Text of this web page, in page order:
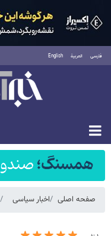
فارسی العربية English
شنبه ۱۷ مرداد ۱۴۰۵
صفحه اصلی اخبار سیاسی